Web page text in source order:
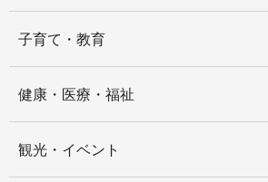
子育て・教育
健康・医療・福祉
観光・イベント